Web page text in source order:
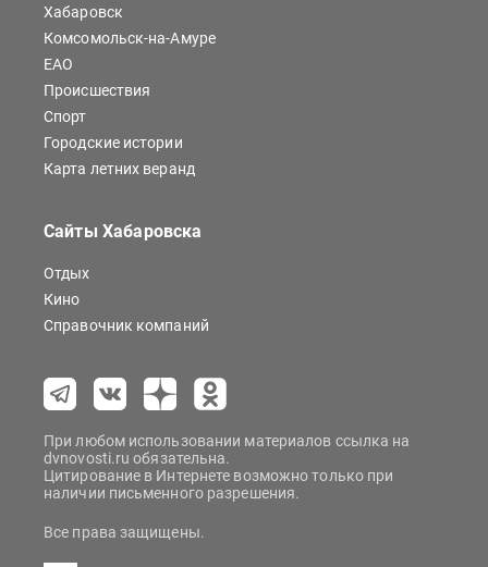
Хабаровск
Комсомольск-на-Амуре
ЕАО
Происшествия
Спорт
Городские истории
Карта летних веранд
Сайты Хабаровска
Отдых
Кино
Справочник компаний
При любом использовании материалов ссылка на
dvnovosti.ru обязательна.
Цитирование в Интернете возможно только при
наличии письменного разрешения.
Все права защищены.